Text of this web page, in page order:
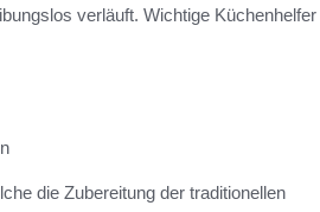
verläuft. Wichtige Küchenhelfer
die Zubereitung der traditionellen